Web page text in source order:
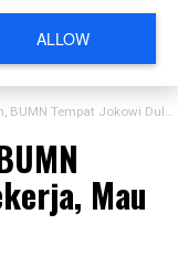
Jokowi Dulu Bekerja, Mau Ditutup Erick Thohir
Mau
ALLOW